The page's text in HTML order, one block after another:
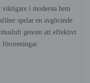
i moderna hem
spelar en avgörande
genom att effektivt
föroreningar.